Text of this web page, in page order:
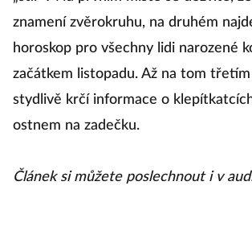
znamení zvěrokruhu, na druhém
horoskop pro všechny lidi narozené
začátkem listopadu. Až na tom
stydlivě krčí informace o
ostnem na zadečku.
Článek si můžete poslechnout i v